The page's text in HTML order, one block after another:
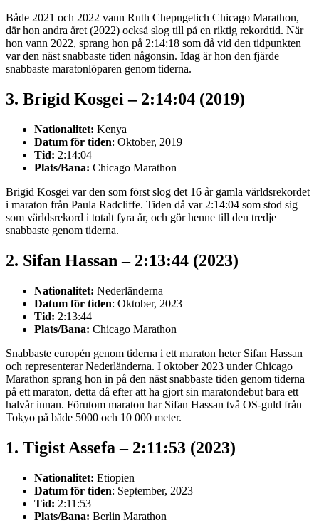
Både 2021 och 2022 vann Ruth Chepngetich Chicago Marathon,
där hon andra året (2022) också slog till på en riktig rekordtid. När
hon vann 2022, sprang hon på 2:14:18 som då vid den tidpunkten
var den näst snabbaste tiden någonsin. Idag är hon den fjärde
snabbaste maratonlöparen genom tiderna.
3. Brigid Kosgei – 2:14:04 (2019)
Nationalitet: Kenya
Datum för tiden: Oktober, 2019
Tid: 2:14:04
Plats/Bana: Chicago Marathon
Brigid Kosgei var den som först slog det 16 år gamla världsrekordet
i maraton från Paula Radcliffe. Tiden då var 2:14:04 som stod sig
som världsrekord i totalt fyra år, och gör henne till den tredje
snabbaste genom tiderna.
2. Sifan Hassan – 2:13:44 (2023)
Nationalitet: Nederländerna
Datum för tiden: Oktober, 2023
Tid: 2:13:44
Plats/Bana: Chicago Marathon
Snabbaste europén genom tiderna i ett maraton heter Sifan Hassan
och representerar Nederländerna. I oktober 2023 under Chicago
Marathon sprang hon in på den näst snabbaste tiden genom tiderna
på ett maraton, detta då efter att ha gjort sin maratondebut bara ett
halvår innan. Förutom maraton har Sifan Hassan två OS-guld från
Tokyo på både 5000 och 10 000 meter.
1. Tigist Assefa – 2:11:53 (2023)
Nationalitet: Etiopien
Datum för tiden: September, 2023
Tid: 2:11:53
Plats/Bana: Berlin Marathon